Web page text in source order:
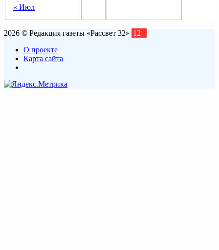
« Июл
2026 © Редакция газеты «Рассвет 32» 12+
О проекте
Карта сайта